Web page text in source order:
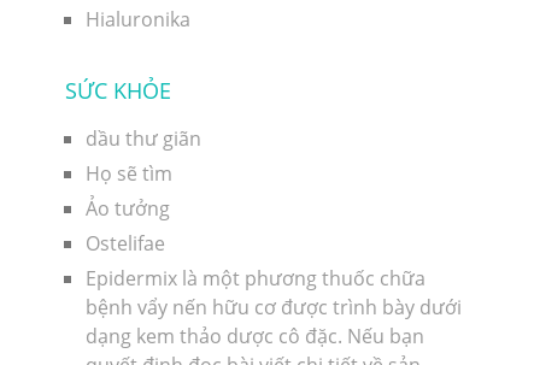
Hialuronika
SỨC KHỎE
dầu thư giãn
Họ sẽ tìm
Ảo tưởng
Ostelifae
Epidermix là một phương thuốc chữa
bệnh vẩy nến hữu cơ được trình bày dưới
dạng kem thảo dược cô đặc. Nếu bạn